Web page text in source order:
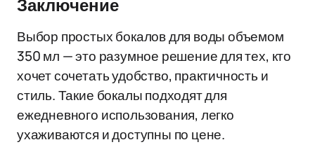
Заключение
Выбор простых бокалов для воды объемом
350 мл — это разумное решение для тех, кто
хочет сочетать удобство, практичность и
стиль. Такие бокалы подходят для
ежедневного использования, легко
ухаживаются и доступны по цене.